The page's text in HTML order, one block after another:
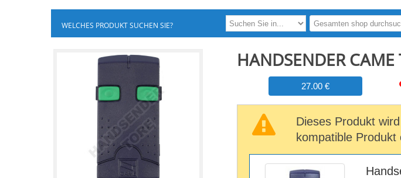
WELCHES PRODUKT SUCHEN SIE?
HANDSENDER
27.00 €
Dieses Produkt
kompatible Produkt